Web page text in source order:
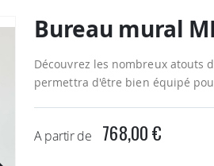
Bureau mural
Découvrez les nombreux atouts
permettra d'être bien équipé
A partir de 768,00 €